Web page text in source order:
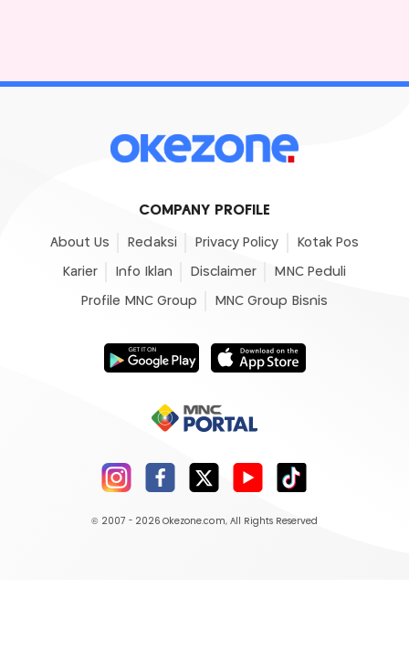
COMPANY PROFILE
About Us Redaksi Privacy Policy Kotak Pos
Karier Info Iklan Disclaimer MNC Peduli
Profile MNC Group MNC Group Bisnis
© 2007 - 2026 Okezone.com, All Rights Reserved